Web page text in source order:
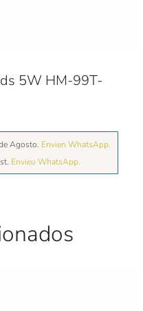
5W HM-99T-
Agosto. Envien WhatsApp.
Envieu WhatsApp.